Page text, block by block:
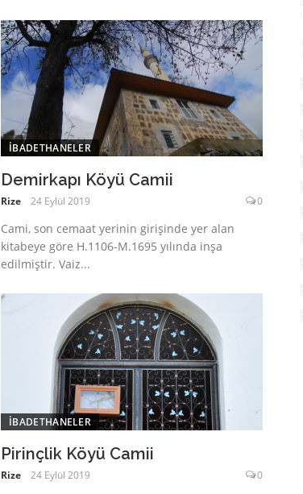
İBADETHANELER
Demirkapı Köyü Camii
Rize 24 Eylül 2019 0
Cami, son cemaat yerinin girişinde yer alan
kitabeye göre H.1106-M.1695 yılında inşa
edilmiştir. Vaiz...
İBADETHANELER
Pirinçlik Köyü Camii
Rize 24 Eylül 2019 0